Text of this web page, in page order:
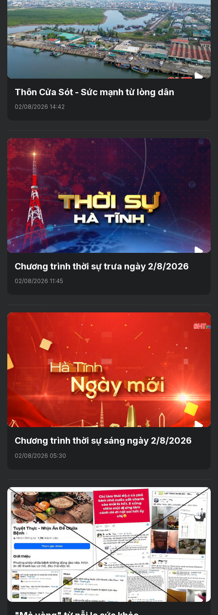
Thôn Cửa Sót - Sức mạnh từ lòng dân
02/08/2026 14:42
Chương trình thời sự trưa ngày 2/8/2026
02/08/2026 11:45
Chương trình thời sự sáng ngày 2/8/2026
02/08/2026 05:30